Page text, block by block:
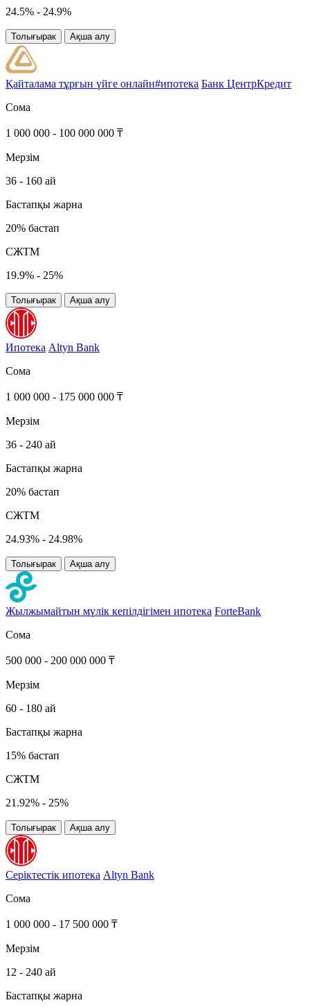
24.5% - 24.9%
Толығырак Ақша алу
Қайталама тұрғын үйге онлайн#ипотека Банк ЦентрКредит
Сома
1 000 000 - 100 000 000 ₸
Мерзім
36 - 160 ай
Бастапқы жарна
20% бастап
СЖТМ
19.9% - 25%
Толығырак Ақша алу
Ипотека Altyn Bank
Сома
1 000 000 - 175 000 000 ₸
Мерзім
36 - 240 ай
Бастапқы жарна
20% бастап
СЖТМ
24.93% - 24.98%
Толығырак Ақша алу
Жылжымайтын мүлік кепілдігімен ипотека ForteBank
Сома
500 000 - 200 000 000 ₸
Мерзім
60 - 180 ай
Бастапқы жарна
15% бастап
СЖТМ
21.92% - 25%
Толығырак Ақша алу
Серіктестік ипотека Altyn Bank
Сома
1 000 000 - 17 500 000 ₸
Мерзім
12 - 240 ай
Бастапқы жарна